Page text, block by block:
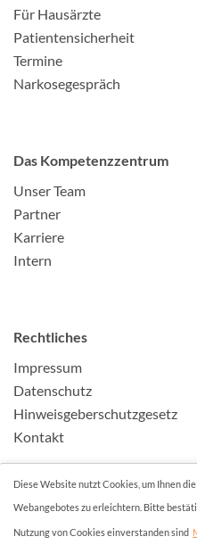
Diese Website nutzt Cookies, um Ihnen
Webangebotes zu erleichtern. Bitte
Nutzung von Cookies einverstanden sind
Für Hausärzte
Patientensicherheit
Termine
Narkosegespräch
Das Kompetenzzentrum
Unser Team
Partner
Karriere
Intern
Rechtliches
Impressum
Datenschutz
Hinweisgeberschutzgesetz
Kontakt
© 2026 - Kompetenzzentrum